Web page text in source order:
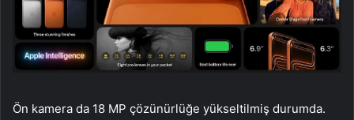
Ön kamera da 18 MP çözünürlüğe yükseltilmiş durumda.